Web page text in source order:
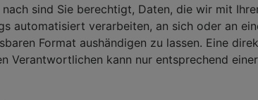
nach sind Sie berechtigt, Daten, die wir mit
automatisiert verarbeiten, an sich oder an
Format aushändigen zu lassen. Eine
Verantwortlichen kann nur entsprechend